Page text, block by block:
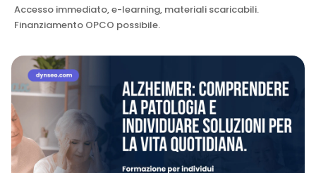
Accesso immediato, e-learning, materiali scaricabili.
Finanziamento OPCO possibile.